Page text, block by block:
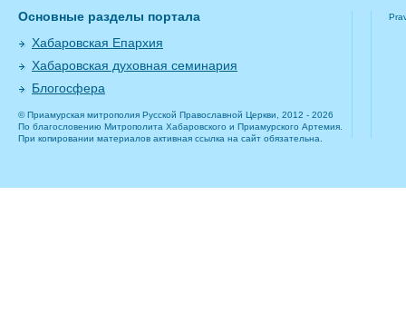
Основные разделы портала
Хабаровская Епархия
Хабаровская духовная семинария
Блогосфера
© Приамурская митрополия Русской Православной Церкви, 2012 - 2026
По благословению Митрополита Хабаровского и Приамурского Артемия.
При копировании материалов активная ссылка на сайт обязательна.